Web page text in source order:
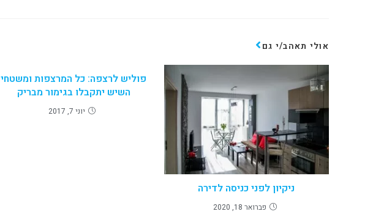
אולי תאהב/י גם
פוליש לרצפה: כל המרצפות ומשטחי
השיש יתקבלו בגימור מבריק
יוני 7, 2017
ניקיון לפני כניסה לדירה
פברואר 18, 2020